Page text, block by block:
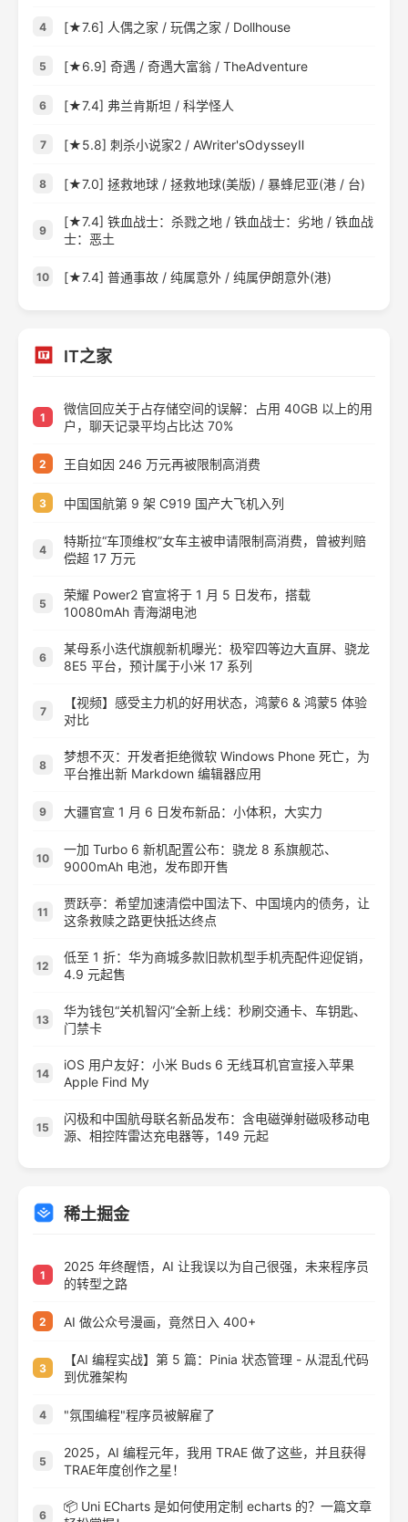
4 [★7.6] 人偶之家 / 玩偶之家 / Dollhouse
5 [★6.9] 奇遇 / 奇遇大富翁 / TheAdventure
6 [★7.4] 弗兰肯斯坦 / 科学怪人
7 [★5.8] 刺杀小说家2 / AWriter'sOdysseyⅡ
8 [★7.0] 拯救地球 / 拯救地球(美版) / 暴蜂尼亚(港 / 台)
9
[★7.4] 铁血战士：杀戮之地 / 铁血战士：劣地 / 铁血战
士：恶土
10 [★7.4] 普通事故 / 纯属意外 / 纯属伊朗意外(港)
IT之家
1
微信回应关于占存储空间的误解：占用 40GB 以上的用
户，聊天记录平均占比达 70%
2 王自如因 246 万元再被限制高消费
3 中国国航第 9 架 C919 国产大飞机入列
4
特斯拉“车顶维权”女车主被申请限制高消费，曾被判赔
偿超 17 万元
5
荣耀 Power2 官宣将于 1 月 5 日发布，搭载
10080mAh 青海湖电池
6
某母系小迭代旗舰新机曝光：极窄四等边大直屏、骁龙
8E5 平台，预计属于小米 17 系列
7
【视频】感受主力机的好用状态，鸿蒙6 & 鸿蒙5 体验
对比
8
梦想不灭：开发者拒绝微软 Windows Phone 死亡，为
平台推出新 Markdown 编辑器应用
9 大疆官宣 1 月 6 日发布新品：小体积，大实力
10
一加 Turbo 6 新机配置公布：骁龙 8 系旗舰芯、
9000mAh 电池，发布即开售
11
贾跃亭：希望加速清偿中国法下、中国境内的债务，让
这条救赎之路更快抵达终点
12
低至 1 折：华为商城多款旧款机型手机壳配件迎促销，
4.9 元起售
13
华为钱包“关机智闪”全新上线：秒刷交通卡、车钥匙、
门禁卡
14
iOS 用户友好：小米 Buds 6 无线耳机官宣接入苹果
Apple Find My
15
闪极和中国航母联名新品发布：含电磁弹射磁吸移动电
源、相控阵雷达充电器等，149 元起
稀土掘金
1
2025 年终醒悟，AI 让我误以为自己很强，未来程序员
的转型之路
2 AI 做公众号漫画，竟然日入 400+
3
【AI 编程实战】第 5 篇：Pinia 状态管理 - 从混乱代码
到优雅架构
4 "氛围编程"程序员被解雇了
5
2025，AI 编程元年，我用 TRAE 做了这些，并且获得
TRAE年度创作之星！
6
📦 Uni ECharts 是如何使用定制 echarts 的？一篇文章